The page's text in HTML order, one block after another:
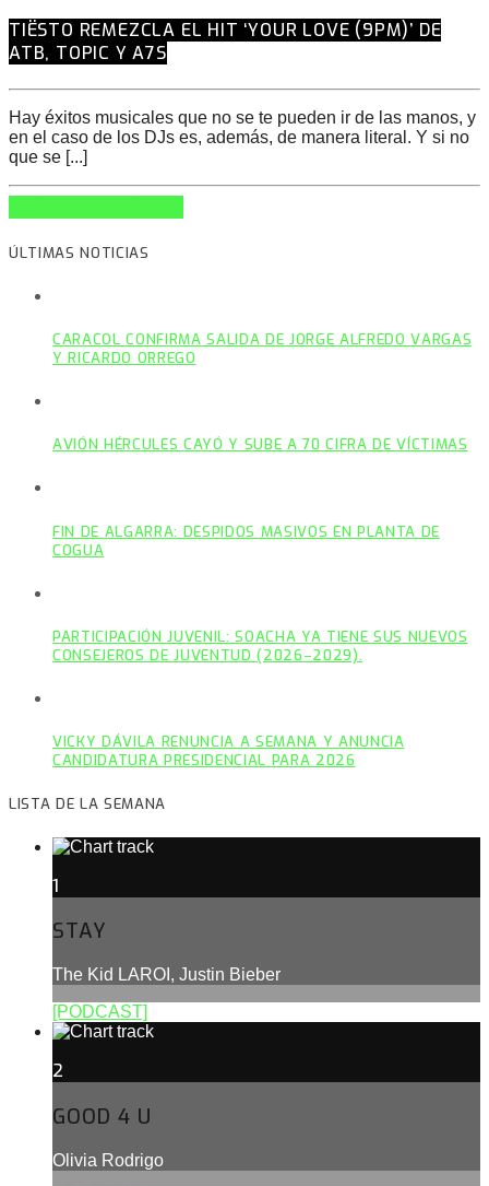
TIËSTO REMEZCLA EL HIT ‘YOUR LOVE (9PM)’ DE
ATB, TOPIC Y A7S
Hay éxitos musicales que no se te pueden ir de las manos, y
en el caso de los DJs es, además, de manera literal. Y si no
que se [...]
ÚLTIMAS NOTICIAS
CARACOL CONFIRMA SALIDA DE JORGE ALFREDO VARGAS
Y RICARDO ORREGO
AVIÓN HÉRCULES CAYÓ Y SUBE A 70 CIFRA DE VÍCTIMAS
FIN DE ALGARRA: DESPIDOS MASIVOS EN PLANTA DE
COGUA
PARTICIPACIÓN JUVENIL: SOACHA YA TIENE SUS NUEVOS
CONSEJEROS DE JUVENTUD (2026–2029).
VICKY DÁVILA RENUNCIA A SEMANA Y ANUNCIA
CANDIDATURA PRESIDENCIAL PARA 2026
LISTA DE LA SEMANA
1
STAY
The Kid LAROI, Justin Bieber
[PODCAST]
2
GOOD 4 U
Olivia Rodrigo